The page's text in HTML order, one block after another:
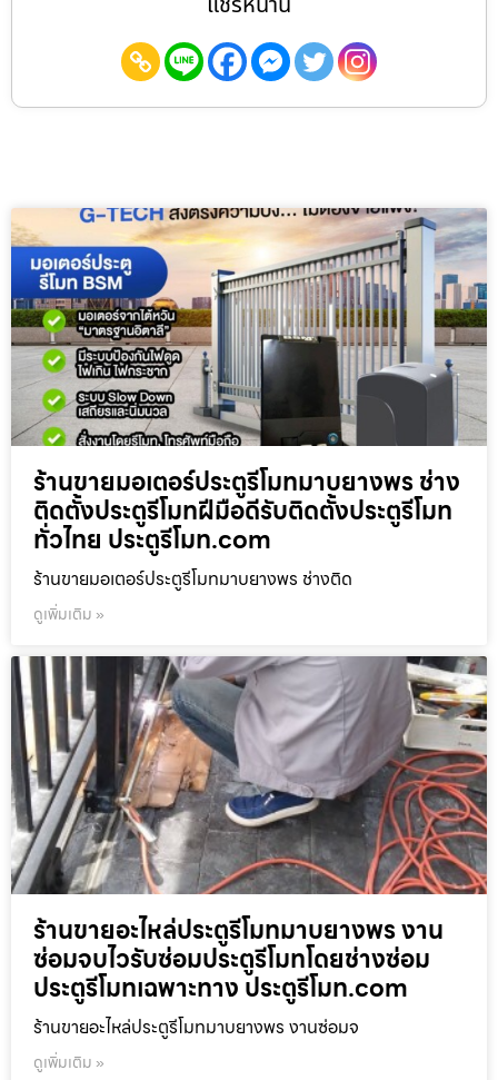
ร้านขายมอเตอร์ประตูรีโมทมาบยางพร ช่าง
ติดตั้งประตูรีโมทฝีมือดีรับติดตั้งประตูรีโมท
ทั่วไทย ประตูรีโมท.com
ร้านขายมอเตอร์ประตูรีโมทมาบยางพร ช่างติด
ดูเพิ่มเติม »
ร้านขายอะไหล่ประตูรีโมทมาบยางพร งาน
ซ่อมจบไวรับซ่อมประตูรีโมทโดยช่างซ่อม
ประตูรีโมทเฉพาะทาง ประตูรีโมท.com
ร้านขายอะไหล่ประตูรีโมทมาบยางพร งานซ่อมจ
ดูเพิ่มเติม »